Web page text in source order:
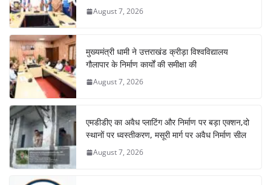
August 7, 2026
मुख्यमंत्री धामी ने उत्तराखंड क्रीड़ा विश्वविद्यालय
गौलापार के निर्माण कार्यों की समीक्षा की
August 7, 2026
एमडीडीए का अवैध प्लाटिंग और निर्माण पर बड़ा एक्शन,दो
स्थानों पर ध्वस्तीकरण, मसूरी मार्ग पर अवैध निर्माण सील
August 7, 2026